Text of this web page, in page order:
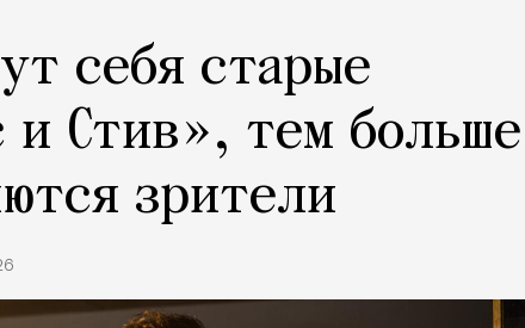
себя старые
и Стив», тем больше
зрители